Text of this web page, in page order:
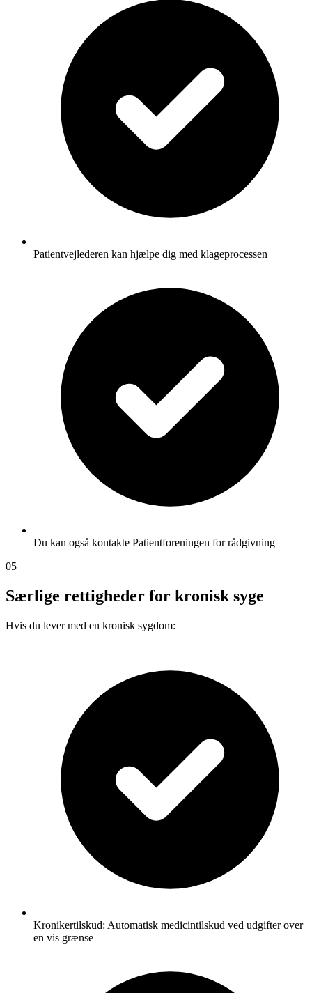
Patientvejlederen kan hjælpe dig med klageprocessen
Du kan også kontakte Patientforeningen for rådgivning
05
Særlige rettigheder for kronisk syge
Hvis du lever med en kronisk sygdom:
Kronikertilskud: Automatisk medicintilskud ved udgifter over
en vis grænse